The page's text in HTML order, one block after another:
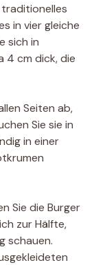
traditionelles
in vier gleiche
sich in
4 cm dick, die
Seiten ab,
Sie sie in
in einer
Sie die Burger
zur Hälfte,
schauen.